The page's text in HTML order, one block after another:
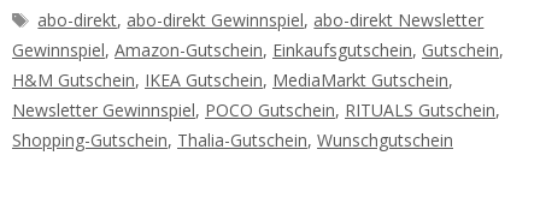
Schlagwörter
abo-direkt, abo-direkt Gewinnspiel, abo-direkt Newsletter
Gewinnspiel, Amazon-Gutschein, Einkaufsgutschein, Gutschein,
H&M Gutschein, IKEA Gutschein, MediaMarkt Gutschein,
Newsletter Gewinnspiel, POCO Gutschein, RITUALS Gutschein,
Shopping-Gutschein, Thalia-Gutschein, Wunschgutschein